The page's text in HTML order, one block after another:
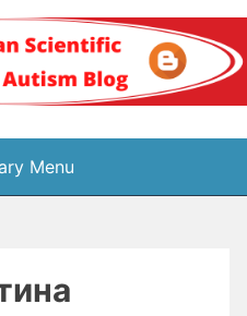
на
научно
за
Menu